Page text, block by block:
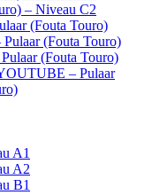
– Niveau C2
(Fouta Touro)
(Fouta Touro)
(Fouta Touro)
– Pulaar
A1
A2
B1